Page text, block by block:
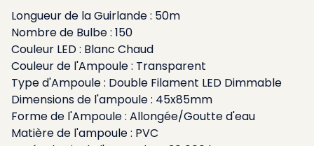
Longueur de la Guirlande : 50m
Nombre de Bulbe : 150
Couleur LED : Blanc Chaud
Couleur de l'Ampoule : Transparent
Type d'Ampoule : Double Filament LED Dimmable
Dimensions de l'ampoule : 45x85mm
Forme de l'Ampoule : Allongée/Goutte d'eau
Matière de l'ampoule : PVC